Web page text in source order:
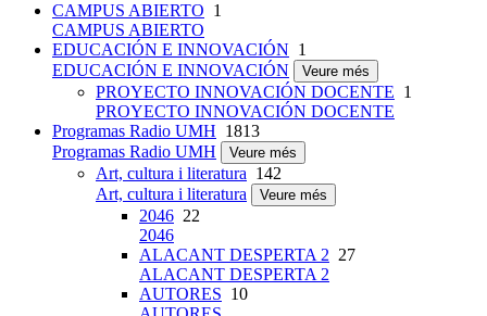
CAMPUS ABIERTO 1
CAMPUS ABIERTO
EDUCACIÓN E INNOVACIÓN 1
EDUCACIÓN E INNOVACIÓN
Veure més
PROYECTO INNOVACIÓN DOCENTE 1
PROYECTO INNOVACIÓN DOCENTE
Programas Radio UMH 1813
Programas Radio UMH
Veure més
Art, cultura i literatura 142
Art, cultura i literatura
Veure més
2046 22
2046
ALACANT DESPERTA 2 27
ALACANT DESPERTA 2
AUTORES 10